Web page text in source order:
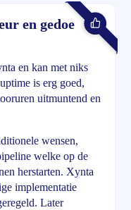
en gedoe
en kan met niks
is erg goed,
uitmuntend en
wensen,
welke op de
herstarten. Xynta
implementatie
Later